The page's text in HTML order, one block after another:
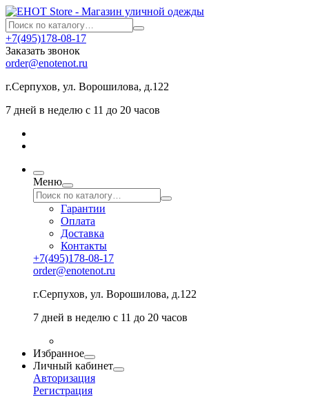
+7(495)178-08-17
Заказать звонок
order@enotenot.ru
г.Серпухов, ул. Ворошилова, д.122
7 дней в неделю с 11 до 20 часов
Меню
Гарантии
Оплата
Доставка
Контакты
+7(495)178-08-17
order@enotenot.ru
г.Серпухов, ул. Ворошилова, д.122
7 дней в неделю с 11 до 20 часов
Избранное
Личный кабинет
Авторизация
Регистрация